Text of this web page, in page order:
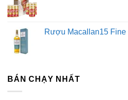
Rượu Macallan15 Fine
BÁN CHẠY NHẤT